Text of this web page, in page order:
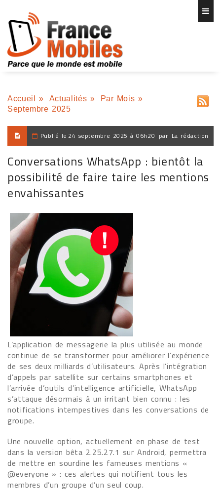
Accueil » Actualités » Par Mois »
Septembre 2025
Publié le 24 septembre 2025 à 06h20 par La rédaction
Conversations WhatsApp : bientôt la
possibilité de faire taire les mentions
envahissantes
L’application de messagerie la plus utilisée au monde
continue de se transformer pour améliorer l’expérience
de ses deux milliards d’utilisateurs. Après l’intégration
d’appels par satellite sur certains smartphones et
l’arrivée d’outils d’intelligence artificielle, WhatsApp
s’attaque désormais à un irritant bien connu : les
notifications intempestives dans les conversations de
groupe.
Une nouvelle option, actuellement en phase de test
dans la version bêta 2.25.27.1 sur Android, permettra
de mettre en sourdine les fameuses mentions «
@everyone » : ces alertes qui notifient tous les
membres d’un groupe d’un seul coup.